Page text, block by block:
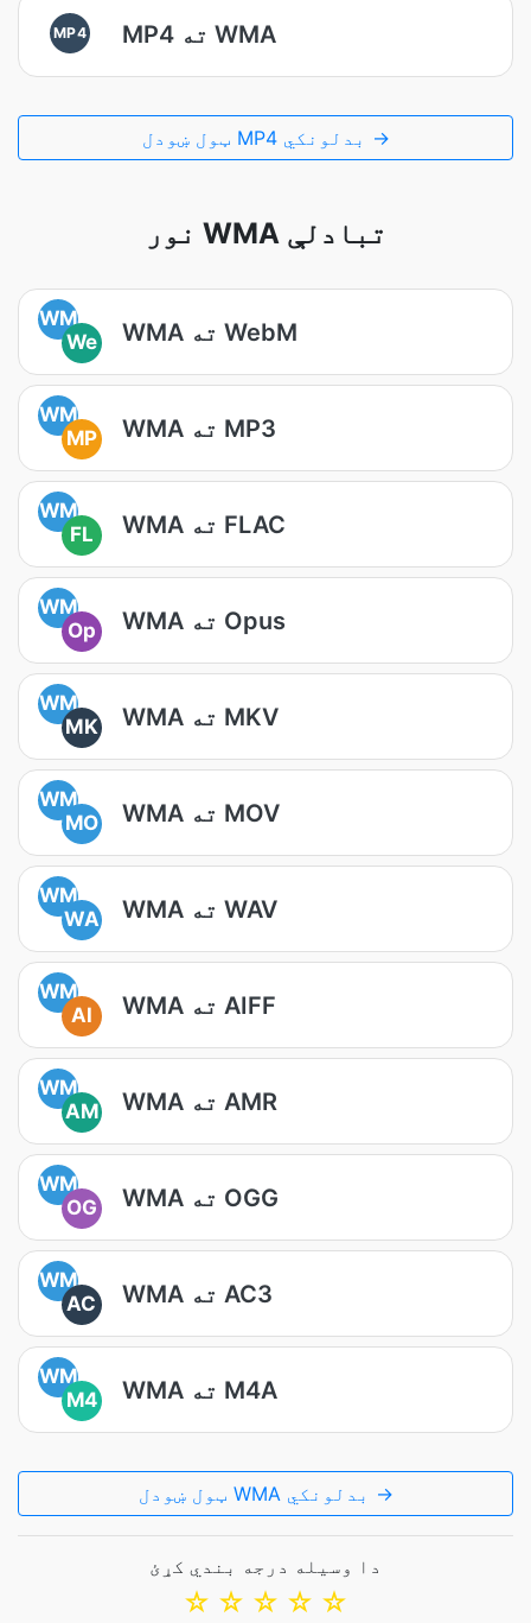
MP4 MP4 ته WMA
ټول ښودل MP4 بدلونکي →
نور WMA تبادلې
WM
We
WMA ته WebM
WM
MP
WMA ته MP3
WM
FL
WMA ته FLAC
WM
Op
WMA ته Opus
WM
MK
WMA ته MKV
WM
MO
WMA ته MOV
WM
WA
WMA ته WAV
WM
AI
WMA ته AIFF
WM
AM
WMA ته AMR
WM
OG
WMA ته OGG
WM
AC
WMA ته AC3
WM
M4
WMA ته M4A
ټول ښودل WMA بدلونکي →
دا وسیله درجه بندي کړئ
☆
☆
☆
☆
☆